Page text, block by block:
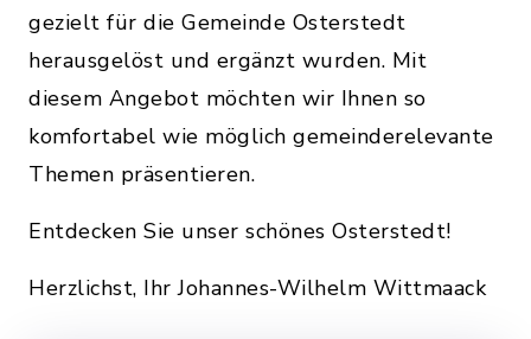
gezielt für die Gemeinde Osterstedt
herausgelöst und ergänzt wurden. Mit
diesem Angebot möchten wir Ihnen so
komfortabel wie möglich gemeinderelevante
Themen präsentieren.
Entdecken Sie unser schönes Osterstedt!
Herzlichst, Ihr Johannes-Wilhelm Wittmaack